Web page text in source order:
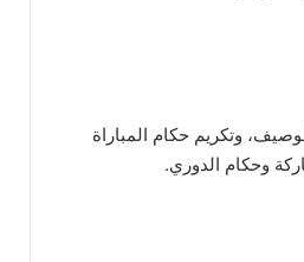
وتكريم حكام المباراة